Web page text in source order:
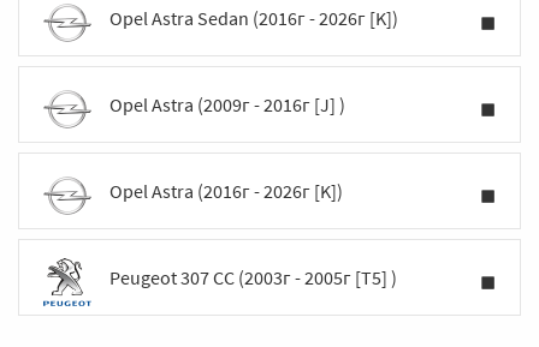
Opel Astra Sedan (2016г - 2026г [K])
Opel Astra (2009г - 2016г [J] )
Opel Astra (2016г - 2026г [K])
Peugeot 307 CC (2003г - 2005г [T5] )